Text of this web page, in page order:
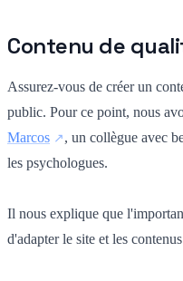
Contenu de
Assurez-vous de créer un
public. Pour ce point, nous
Marcos
, un collègue avec
les psychologues.
Il nous explique que
d'adapter le site et les